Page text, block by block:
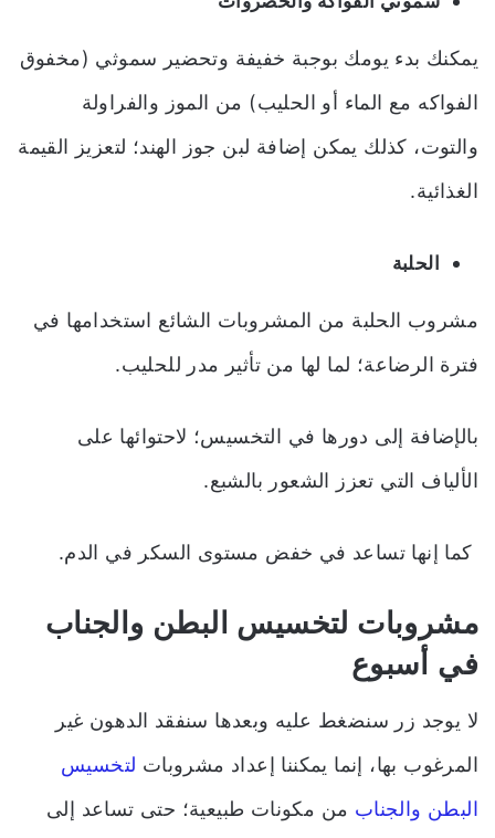
يمكنك بدء يومك بوجبة خفيفة وتحضير سموثي (مخفوق
الفواكه مع الماء أو الحليب) من الموز والفراولة
والتوت، كذلك يمكن إضافة لبن جوز الهند؛ لتعزيز القيمة
الغذائية.
الحلبة
مشروب الحلبة من المشروبات الشائع استخدامها في
فترة الرضاعة؛ لما لها من تأثير مدر للحليب.
بالإضافة إلى دورها في التخسيس؛ لاحتوائها على
الألياف التي تعزز الشعور بالشبع.
كما إنها تساعد في خفض مستوى السكر في الدم.
مشروبات لتخسيس البطن والجناب
في أسبوع
لا يوجد زر سنضغط عليه وبعدها سنفقد الدهون غير
المرغوب بها، إنما يمكننا إعداد مشروبات لتخسيس
البطن والجناب من مكونات طبيعية؛ حتى تساعد إلى